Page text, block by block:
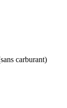
carburant)